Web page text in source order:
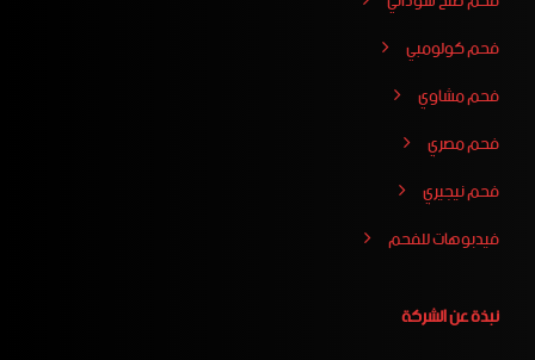
فحم كولومبي
فحم مشاوي
فحم مصري
فحم نيجيري
فيدبوهات للفحم
نبذة عن الشركة